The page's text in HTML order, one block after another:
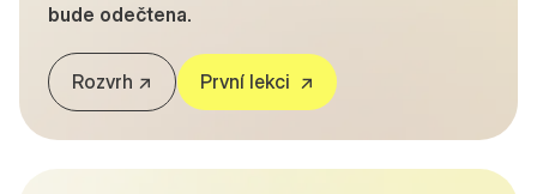
bude odečtena.
Rozvrh ↗ První lekci ↗